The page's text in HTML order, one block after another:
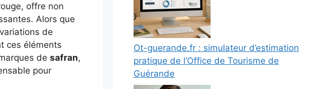
offre non
Alors que
de
ces éléments
de safran,
pour
Ot-guerande.fr : simulateur d’estimation
pratique de l’Office de Tourisme de
Guérande